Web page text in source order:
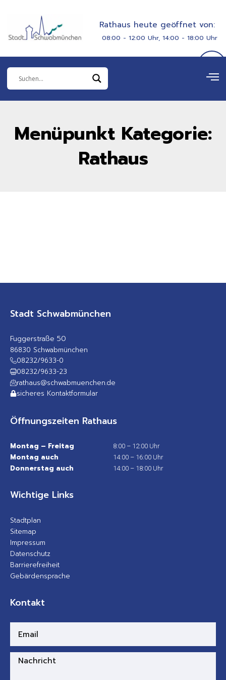
springen
Rathaus heute geöffnet von:
08:00 - 12:00 Uhr, 14:00 - 18:00 Uhr
Menüpunkt Kategorie:
Rathaus
Stadt Schwabmünchen
Fuggerstraße 50
86830 Schwabmünchen
08232/9633-0
08232/9633-23
rathaus@schwabmuenchen.de
sicheres Kontaktformular
Öffnungszeiten Rathaus
Montag – Freitag 8:00 – 12:00 Uhr
Montag auch 14:00 – 16:00 Uhr
Donnerstag auch 14:00 – 18:00 Uhr
Wichtige Links
Stadtplan
Sitemap
Impressum
Datenschutz
Barrierefreiheit
Gebärdensprache
Kontakt